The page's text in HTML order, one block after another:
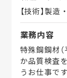
【技術】製
業務内容
特殊鋼鋼材
か品質検査
うお仕事です